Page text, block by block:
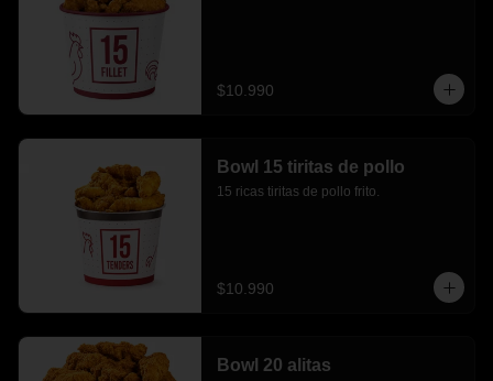
$10.990
Bowl 15 tiritas de pollo
15 ricas tiritas de pollo frito.
$10.990
Bowl 20 alitas